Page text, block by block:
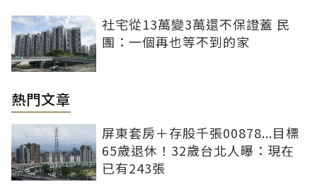
社宅從13萬變3萬還不保證蓋 民
團：一個再也等不到的家
熱門文章
屏東套房＋存股千張00878...目標
65歲退休！32歲台北人曝：現在
已有243張